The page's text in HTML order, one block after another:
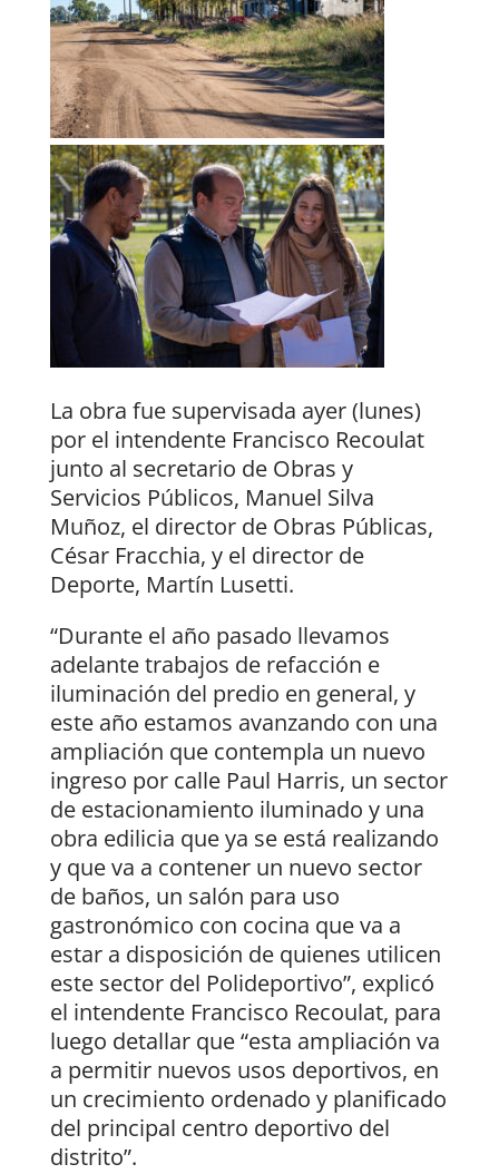
La obra fue supervisada ayer (lunes)
por el intendente Francisco Recoulat
junto al secretario de Obras y
Servicios Públicos, Manuel Silva
Muñoz, el director de Obras Públicas,
César Fracchia, y el director de
Deporte, Martín Lusetti.
“Durante el año pasado llevamos
adelante trabajos de refacción e
iluminación del predio en general, y
este año estamos avanzando con una
ampliación que contempla un nuevo
ingreso por calle Paul Harris, un sector
de estacionamiento iluminado y una
obra edilicia que ya se está realizando
y que va a contener un nuevo sector
de baños, un salón para uso
gastronómico con cocina que va a
estar a disposición de quienes utilicen
este sector del Polideportivo”, explicó
el intendente Francisco Recoulat, para
luego detallar que “esta ampliación va
a permitir nuevos usos deportivos, en
un crecimiento ordenado y planificado
del principal centro deportivo del
distrito”.